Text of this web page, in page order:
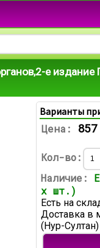
е издание
Варианты
Цена:
Кол-во:
Наличие:
х шт.)
Есть на
Доставка в
(Нур-